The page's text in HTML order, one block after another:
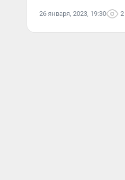
26 января, 2023, 19:30